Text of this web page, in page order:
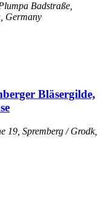
Badstraße,
Germany
Bläsergilde,
19, Spremberg / Grodk,